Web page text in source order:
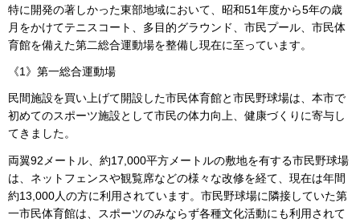
特に開発の著しかった東部地域において、昭和51年度から5年の歳
月をかけてテニスコート、多目的グラウンド、市民プール、市民体
育館を備えた第二総合運動場を整備し現在に至っています。
《1》第一総合運動場
民間施設を買い上げて開設した市民体育館と市民野球場は、本市で
初めてのスポーツ施設として市民の体力向上、健康づくりに寄与し
てきました。
両翼92メートル、約17,000平方メートルの敷地を有する市民野球場
は、ネットフェンスや観覧席などの様々な改修を経て、現在は年間
約13,000人の方に利用されています。市民野球場に隣接していた第
一市民体育館は、スポーツのみならず各種文化活動にも利用されて